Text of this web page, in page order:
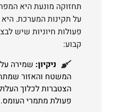
תחזוקה מונעת היא
על תקינות המערכת.
פעולות חיוניות שיש
קבוע:
ניקיון: שמירה על
המשטח והאזור
הצטברות לכלוך
פעולת מתמרי העומס.